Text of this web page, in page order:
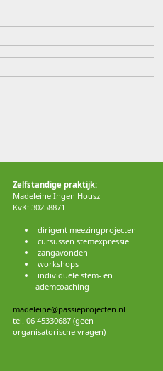
Zelfstandige praktijk:
Madeleine Ingen Housz
KvK: 30258871
dirigent meezingprojecten
cursussen stemexpressie
zangavonden
workshops
individuele stem- en
ademcoaching
madeleine@passieprojecten.nl
tel. 06 45330687 (geen
organisatorische vragen)